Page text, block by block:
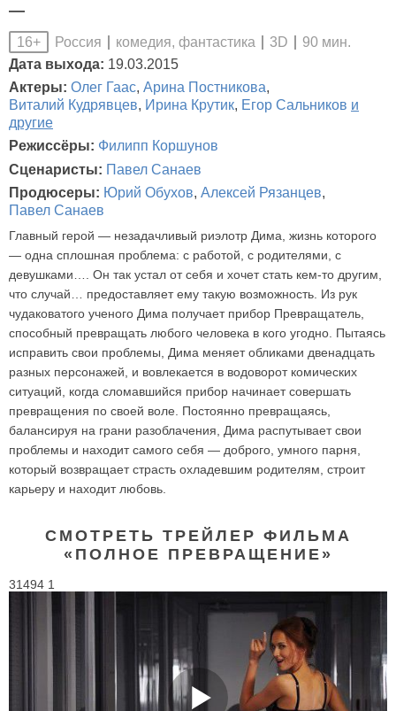
—
16+ Россия комедия, фантастика 3D
90 мин.
Дата выхода: 19.03.2015
Актеры: Олег Гаас, Арина Постникова,
Виталий Кудрявцев, Ирина Крутик, Егор Сальников и
другие
Режиссёры: Филипп Коршунов
Сценаристы: Павел Санаев
Продюсеры: Юрий Обухов, Алексей Рязанцев,
Павел Санаев
Главный герой — незадачливый риэлотр Дима, жизнь которого
— одна сплошная проблема: с работой, с родителями, с
девушками…. Он так устал от себя и хочет стать кем-то другим,
что случай… предоставляет ему такую возможность. Из рук
чудаковатого ученого Дима получает прибор Превращатель,
способный превращать любого человека в кого угодно. Пытаясь
исправить свои проблемы, Дима меняет обликами двенадцать
разных персонажей, и вовлекается в водоворот комических
ситуаций, когда сломавшийся прибор начинает совершать
превращения по своей воле. Постоянно превращаясь,
балансируя на грани разоблачения, Дима распутывает свои
проблемы и находит самого себя — доброго, умного парня,
который возвращает страсть охладевшим родителям, строит
карьеру и находит любовь.
СМОТРЕТЬ ТРЕЙЛЕР ФИЛЬМА
«ПОЛНОЕ ПРЕВРАЩЕНИЕ»
31494 1